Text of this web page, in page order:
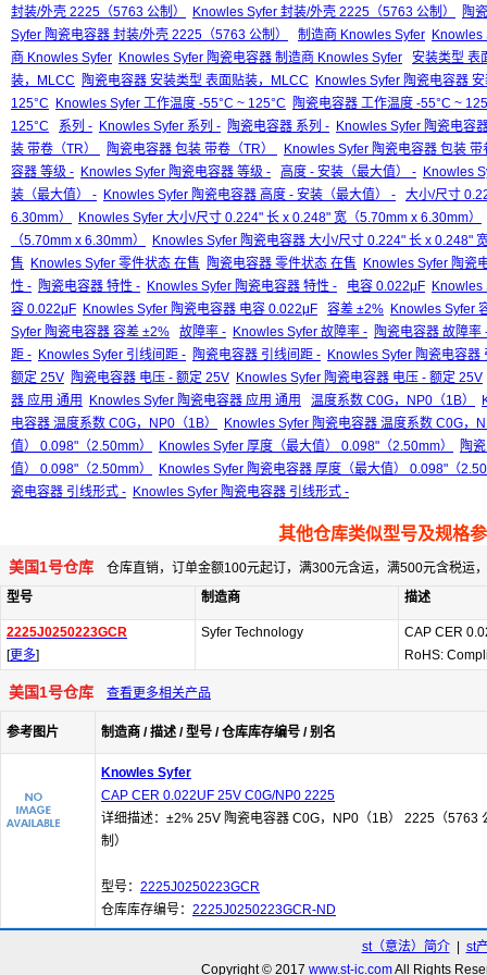
封装/外壳 2225（5763 公制） Knowles Syfer 封装/外壳 2225（5763 公制）
陶
Syfer 陶瓷电容器 封装/外壳 2225（5763 公制）
制造商 Knowles Syfer Knowles
商 Knowles Syfer Knowles Syfer 陶瓷电容器 制造商 Knowles Syfer
安装类型 表
装，MLCC
陶瓷电容器 安装类型 表面贴装，MLCC
Knowles Syfer 陶瓷电容器
125°C
Knowles Syfer 工作温度 -55°C ~ 125°C
陶瓷电容器 工作温度 -55°C ~
125°C
系列 - Knowles Syfer 系列 - 陶瓷电容器 系列 - Knowles Syfer 陶瓷电容
装 带卷（TR）
陶瓷电容器 包装 带卷（TR）
Knowles Syfer 陶瓷电容器 包装
容器 等级 - Knowles Syfer 陶瓷电容器 等级 - 高度 - 安装（最大值） - Knowles
装（最大值） - Knowles Syfer 陶瓷电容器 高度 - 安装（最大值） -
大小/尺寸
6.30mm）
Knowles Syfer 大小/尺寸 0.224" 长 x 0.248" 宽（5.70mm x 6.30mm）
（5.70mm x 6.30mm）
Knowles Syfer 陶瓷电容器 大小/尺寸 0.224" 长 x 0.248"
售
Knowles Syfer 零件状态 在售 陶瓷电容器 零件状态 在售
Knowles Syfer 陶瓷
性 - 陶瓷电容器 特性 - Knowles Syfer 陶瓷电容器 特性 - 电容 0.022μF Knowles
容 0.022μF Knowles Syfer 陶瓷电容器 电容 0.022μF 容差 ±2% Knowles Syfer
Syfer 陶瓷电容器 容差 ±2%
故障率 - Knowles Syfer 故障率 - 陶瓷电容器 故障率
距 - Knowles Syfer 引线间距 - 陶瓷电容器 引线间距 - Knowles Syfer 陶瓷电容器
额定 25V 陶瓷电容器 电压 - 额定 25V Knowles Syfer 陶瓷电容器 电压 - 额定 25V
器 应用 通用
Knowles Syfer 陶瓷电容器 应用 通用 温度系数 C0G，NP0（1B）
电容器 温度系数 C0G，NP0（1B）
Knowles Syfer 陶瓷电容器 温度系数 C0G，
值） 0.098"（2.50mm）
Knowles Syfer 厚度（最大值） 0.098"（2.50mm）
陶
值） 0.098"（2.50mm）
Knowles Syfer 陶瓷电容器 厚度（最大值） 0.098"（
瓷电容器 引线形式 - Knowles Syfer 陶瓷电容器 引线形式 -
其他仓库类似型号及规格
美国1号仓库 仓库直销，订单金额100元起订，满300元含运，满500元含税运
型号
制造商 描述
2225J0250223GCR
[更多]
Syfer Technology
CAP CER
RoHS:
美国1号仓库 查看更多相关产品
参考图片 制造商 / 描述 / 型号 / 仓库库存编号 / 别名
Knowles Syfer
CAP CER 0.022UF 25V C0G/NP0 2225
详细描述：±2% 25V 陶瓷电容器 C0G，NP0（1B） 2225（5763
制）
型号： 2225J0250223GCR
仓库库存编号： 2225J0250223GCR-ND
st（意法）简介| st
Copyright © 2017 www.st-ic.comAll Rights